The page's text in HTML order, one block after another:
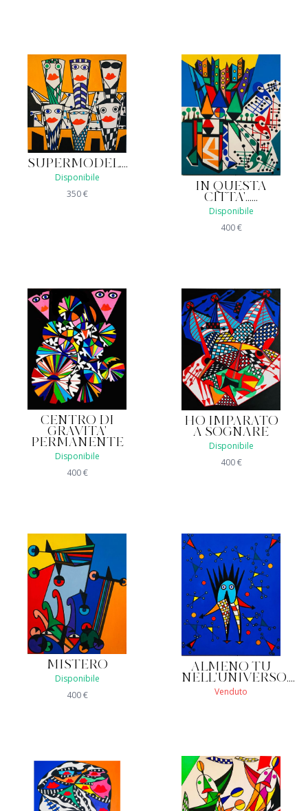
SUPERMODEL....
Disponibile
350€
IN QUESTA
CITTA'......
Disponibile
400€
CENTRO DI
GRAVITA'
PERMANENTE
Disponibile
400€
HO IMPARATO
A SOGNARE
Disponibile
400€
MISTERO
Disponibile
400€
ALMENO TU
NELL'UNIVERSO....
Venduto